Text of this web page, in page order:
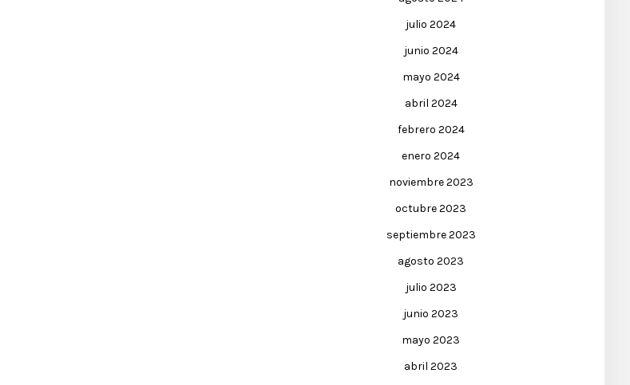
julio 2024
junio 2024
mayo 2024
abril 2024
febrero 2024
enero 2024
noviembre 2023
octubre 2023
septiembre 2023
agosto 2023
julio 2023
junio 2023
mayo 2023
abril 2023